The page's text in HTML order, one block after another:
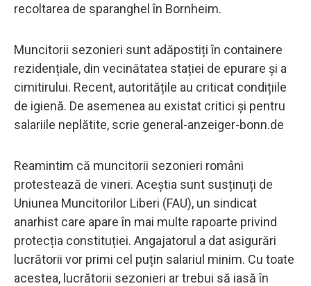
recoltarea de sparanghel în Bornheim.
Muncitorii sezonieri sunt adăpostiți în containere
rezidențiale, din vecinătatea stației de epurare și a
cimitirului. Recent, autoritățile au criticat condițiile
de igienă. De asemenea au existat critici şi pentru
salariile neplătite, scrie general-anzeiger-bonn.de
Reamintim că muncitorii sezonieri români
protestează de vineri. Aceștia sunt susținuți de
Uniunea Muncitorilor Liberi (FAU), un sindicat
anarhist care apare în mai multe rapoarte privind
protecția constituției. Angajatorul a dat asigurări
lucrătorii vor primi cel puțin salariul minim. Cu toate
acestea, lucrătorii sezonieri ar trebui să iasă în